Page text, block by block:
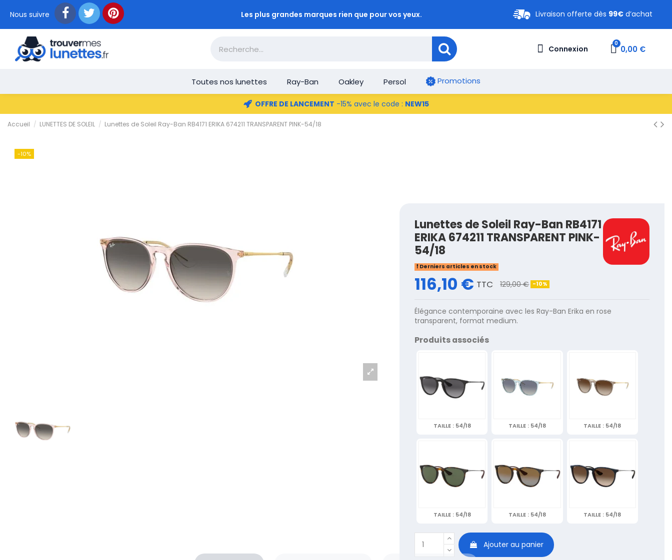
Nous suivre Les plus grandes marques rien que pour vos yeux. Livraison offerte dès 99€ d’achat
Connexion 0,00 €
Toutes nos lunettes Ray-Ban Oakley Persol Promotions
OFFRE DE LANCEMENT -15% avec le code : NEW15
Accueil LUNETTES DE SOLEIL Lunettes de Soleil Ray-Ban RB4171 ERIKA 674211 TRANSPARENT PINK-54/18
-10%
Lunettes de Soleil Ray-Ban RB4171
ERIKA 674211 TRANSPARENT PINK-
54/18
Derniers articles en stock
116,10 € TTC 129,00 € -10%
Élégance contemporaine avec les Ray-Ban Erika en rose
transparent, format medium.
Produits associés
TAILLE : 54/18 TAILLE : 54/18 TAILLE : 54/18
TAILLE : 54/18 TAILLE : 54/18 TAILLE : 54/18
Ajouter au panier